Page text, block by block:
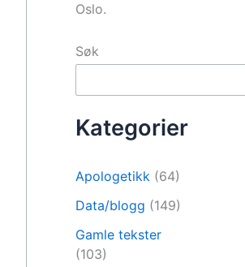
Oslo.
Søk
Kategorier
Apologetikk (64)
Data/blogg (149)
Gamle tekster
(103)